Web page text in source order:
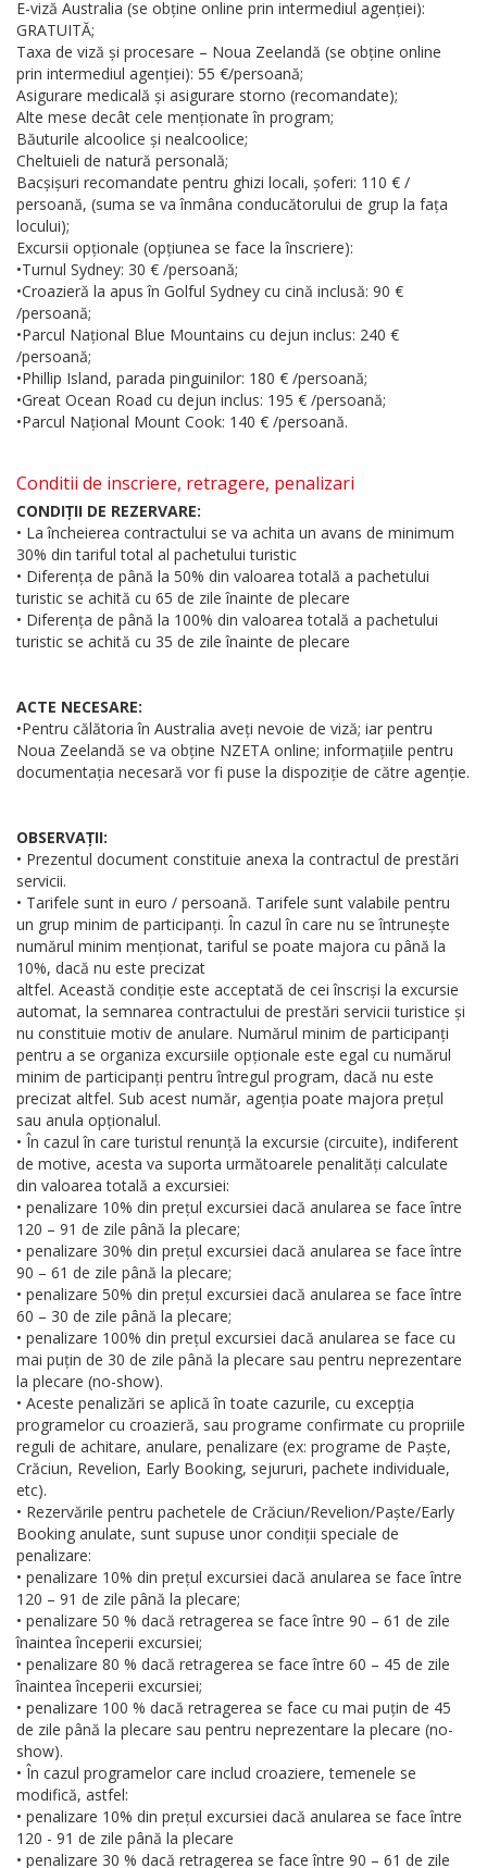
E-viză Australia (se obține online prin intermediul agenției):
GRATUITĂ;
Taxa de viză și procesare – Noua Zeelandă (se obține online
prin intermediul agenției): 55 €/persoană;
Asigurare medicală și asigurare storno (recomandate);
Alte mese decât cele menționate în program;
Băuturile alcoolice și nealcoolice;
Cheltuieli de natură personală;
Bacșișuri recomandate pentru ghizi locali, șoferi: 110 € /
persoană, (suma se va înmâna conducătorului de grup la fața
locului);
Excursii opționale (opțiunea se face la înscriere):
•Turnul Sydney: 30 € /persoană;
•Croazieră la apus în Golful Sydney cu cină inclusă: 90 €
/persoană;
•Parcul Național Blue Mountains cu dejun inclus: 240 €
/persoană;
•Phillip Island, parada pinguinilor: 180 € /persoană;
•Great Ocean Road cu dejun inclus: 195 € /persoană;
•Parcul Național Mount Cook: 140 € /persoană.
Conditii de inscriere, retragere, penalizari
CONDIȚII DE REZERVARE:
• La încheierea contractului se va achita un avans de minimum
30% din tariful total al pachetului turistic
• Diferența de până la 50% din valoarea totală a pachetului
turistic se achită cu 65 de zile înainte de plecare
• Diferența de până la 100% din valoarea totală a pachetului
turistic se achită cu 35 de zile înainte de plecare
ACTE NECESARE:
•Pentru călătoria în Australia aveți nevoie de viză; iar pentru
Noua Zeelandă se va obține NZETA online; informațiile pentru
documentația necesară vor fi puse la dispoziție de către agenție.
OBSERVAȚII:
• Prezentul document constituie anexa la contractul de prestări
servicii.
• Tarifele sunt in euro / persoană. Tarifele sunt valabile pentru
un grup minim de participanți. În cazul în care nu se întrunește
numărul minim menționat, tariful se poate majora cu până la
10%, dacă nu este precizat
altfel. Această condiție este acceptată de cei înscriși la excursie
automat, la semnarea contractului de prestări servicii turistice și
nu constituie motiv de anulare. Numărul minim de participanți
pentru a se organiza excursiile opționale este egal cu numărul
minim de participanți pentru întregul program, dacă nu este
precizat altfel. Sub acest număr, agenția poate majora prețul
sau anula opționalul.
• În cazul în care turistul renunță la excursie (circuite), indiferent
de motive, acesta va suporta următoarele penalități calculate
din valoarea totală a excursiei:
• penalizare 10% din prețul excursiei dacă anularea se face între
120 – 91 de zile până la plecare;
• penalizare 30% din prețul excursiei dacă anularea se face între
90 – 61 de zile până la plecare;
• penalizare 50% din prețul excursiei dacă anularea se face între
60 – 30 de zile până la plecare;
• penalizare 100% din prețul excursiei dacă anularea se face cu
mai puțin de 30 de zile până la plecare sau pentru neprezentare
la plecare (no-show).
• Aceste penalizări se aplică în toate cazurile, cu excepția
programelor cu croazieră, sau programe confirmate cu propriile
reguli de achitare, anulare, penalizare (ex: programe de Paște,
Crăciun, Revelion, Early Booking, sejururi, pachete individuale,
etc).
• Rezervările pentru pachetele de Crăciun/Revelion/Paște/Early
Booking anulate, sunt supuse unor condiții speciale de
penalizare:
• penalizare 10% din prețul excursiei dacă anularea se face între
120 – 91 de zile până la plecare;
• penalizare 50 % dacă retragerea se face între 90 – 61 de zile
înaintea începerii excursiei;
• penalizare 80 % dacă retragerea se face între 60 – 45 de zile
înaintea începerii excursiei;
• penalizare 100 % dacă retragerea se face cu mai puțin de 45
de zile până la plecare sau pentru neprezentare la plecare (no-
show).
• În cazul programelor care includ croaziere, temenele se
modifică, astfel:
• penalizare 10% din prețul excursiei dacă anularea se face între
120 - 91 de zile până la plecare
• penalizare 30 % dacă retragerea se face între 90 – 61 de zile